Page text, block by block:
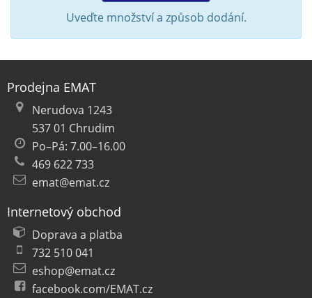
Uveďte množství a způsob dodání.
Prodejna EMAT
Nerudova 1243
537 01 Chrudim
Po–Pá: 7.00–16.00
469 622 733
emat@emat.cz
Internetový obchod
Doprava a platba
732 510 041
eshop@emat.cz
facebook.com/EMAT.cz